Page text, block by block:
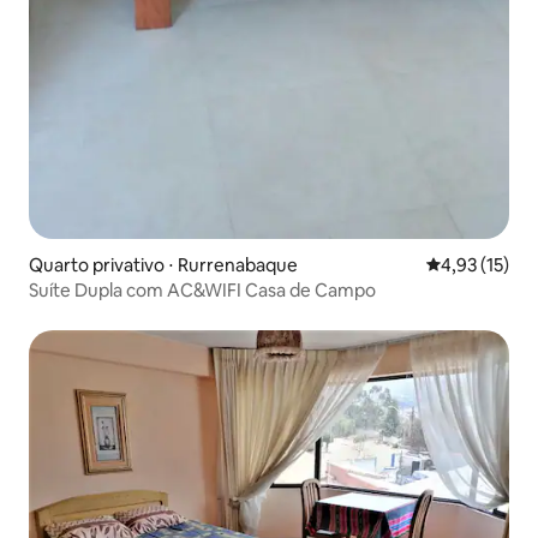
Quarto privativo ⋅ Rurrenabaque 4,93 de uma
4,93 (15)
Suíte Dupla com AC&WIFI Casa de Campo